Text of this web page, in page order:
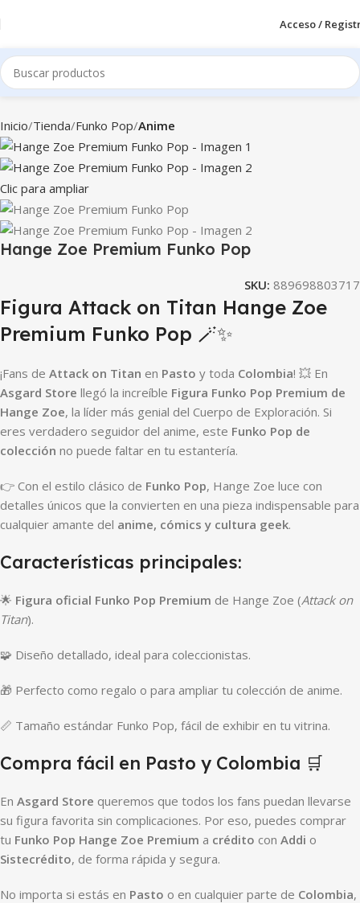
Acceso /
Inicio Tienda Funko Pop Anime
Clic para ampliar
Hange Zoe Premium Funko Pop
SKU: 889698803717
Figura Attack on Titan Hange Zoe
Premium Funko Pop 🪄✨
¡Fans de Attack on Titan en Pasto y toda Colombia! 💥 En
Asgard Store llegó la increíble Figura Funko Pop Premium de
Hange Zoe, la líder más genial del Cuerpo de Exploración. Si
eres verdadero seguidor del anime, este Funko Pop de
colección no puede faltar en tu estantería.
👉 Con el estilo clásico de Funko Pop, Hange Zoe luce con
detalles únicos que la convierten en una pieza indispensable para
cualquier amante del anime, cómics y cultura geek.
Características principales:
🌟 Figura oficial Funko Pop Premium de Hange Zoe (Attack on
Titan).
🧩 Diseño detallado, ideal para coleccionistas.
🎁 Perfecto como regalo o para ampliar tu colección de anime.
📏 Tamaño estándar Funko Pop, fácil de exhibir en tu vitrina.
Compra fácil en Pasto y Colombia 🛒
En Asgard Store queremos que todos los fans puedan llevarse
su figura favorita sin complicaciones. Por eso, puedes comprar
tu Funko Pop Hange Zoe Premium a crédito con Addi o
Sistecrédito, de forma rápida y segura.
No importa si estás en Pasto o en cualquier parte de Colombia,